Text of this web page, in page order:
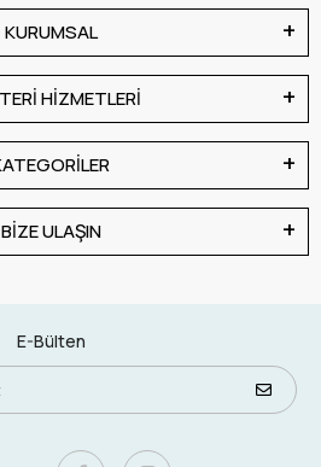
KURUMSAL
HİZMETLERİ
BİZE ULAŞIN
E-Bülten